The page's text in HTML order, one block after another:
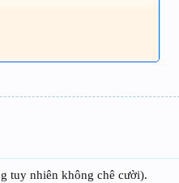
tuy nhiên không chê cười).